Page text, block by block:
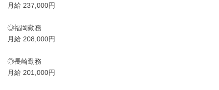
月給 237,000円
◎福岡勤務
月給 208,000円
◎長崎勤務
月給 201,000円